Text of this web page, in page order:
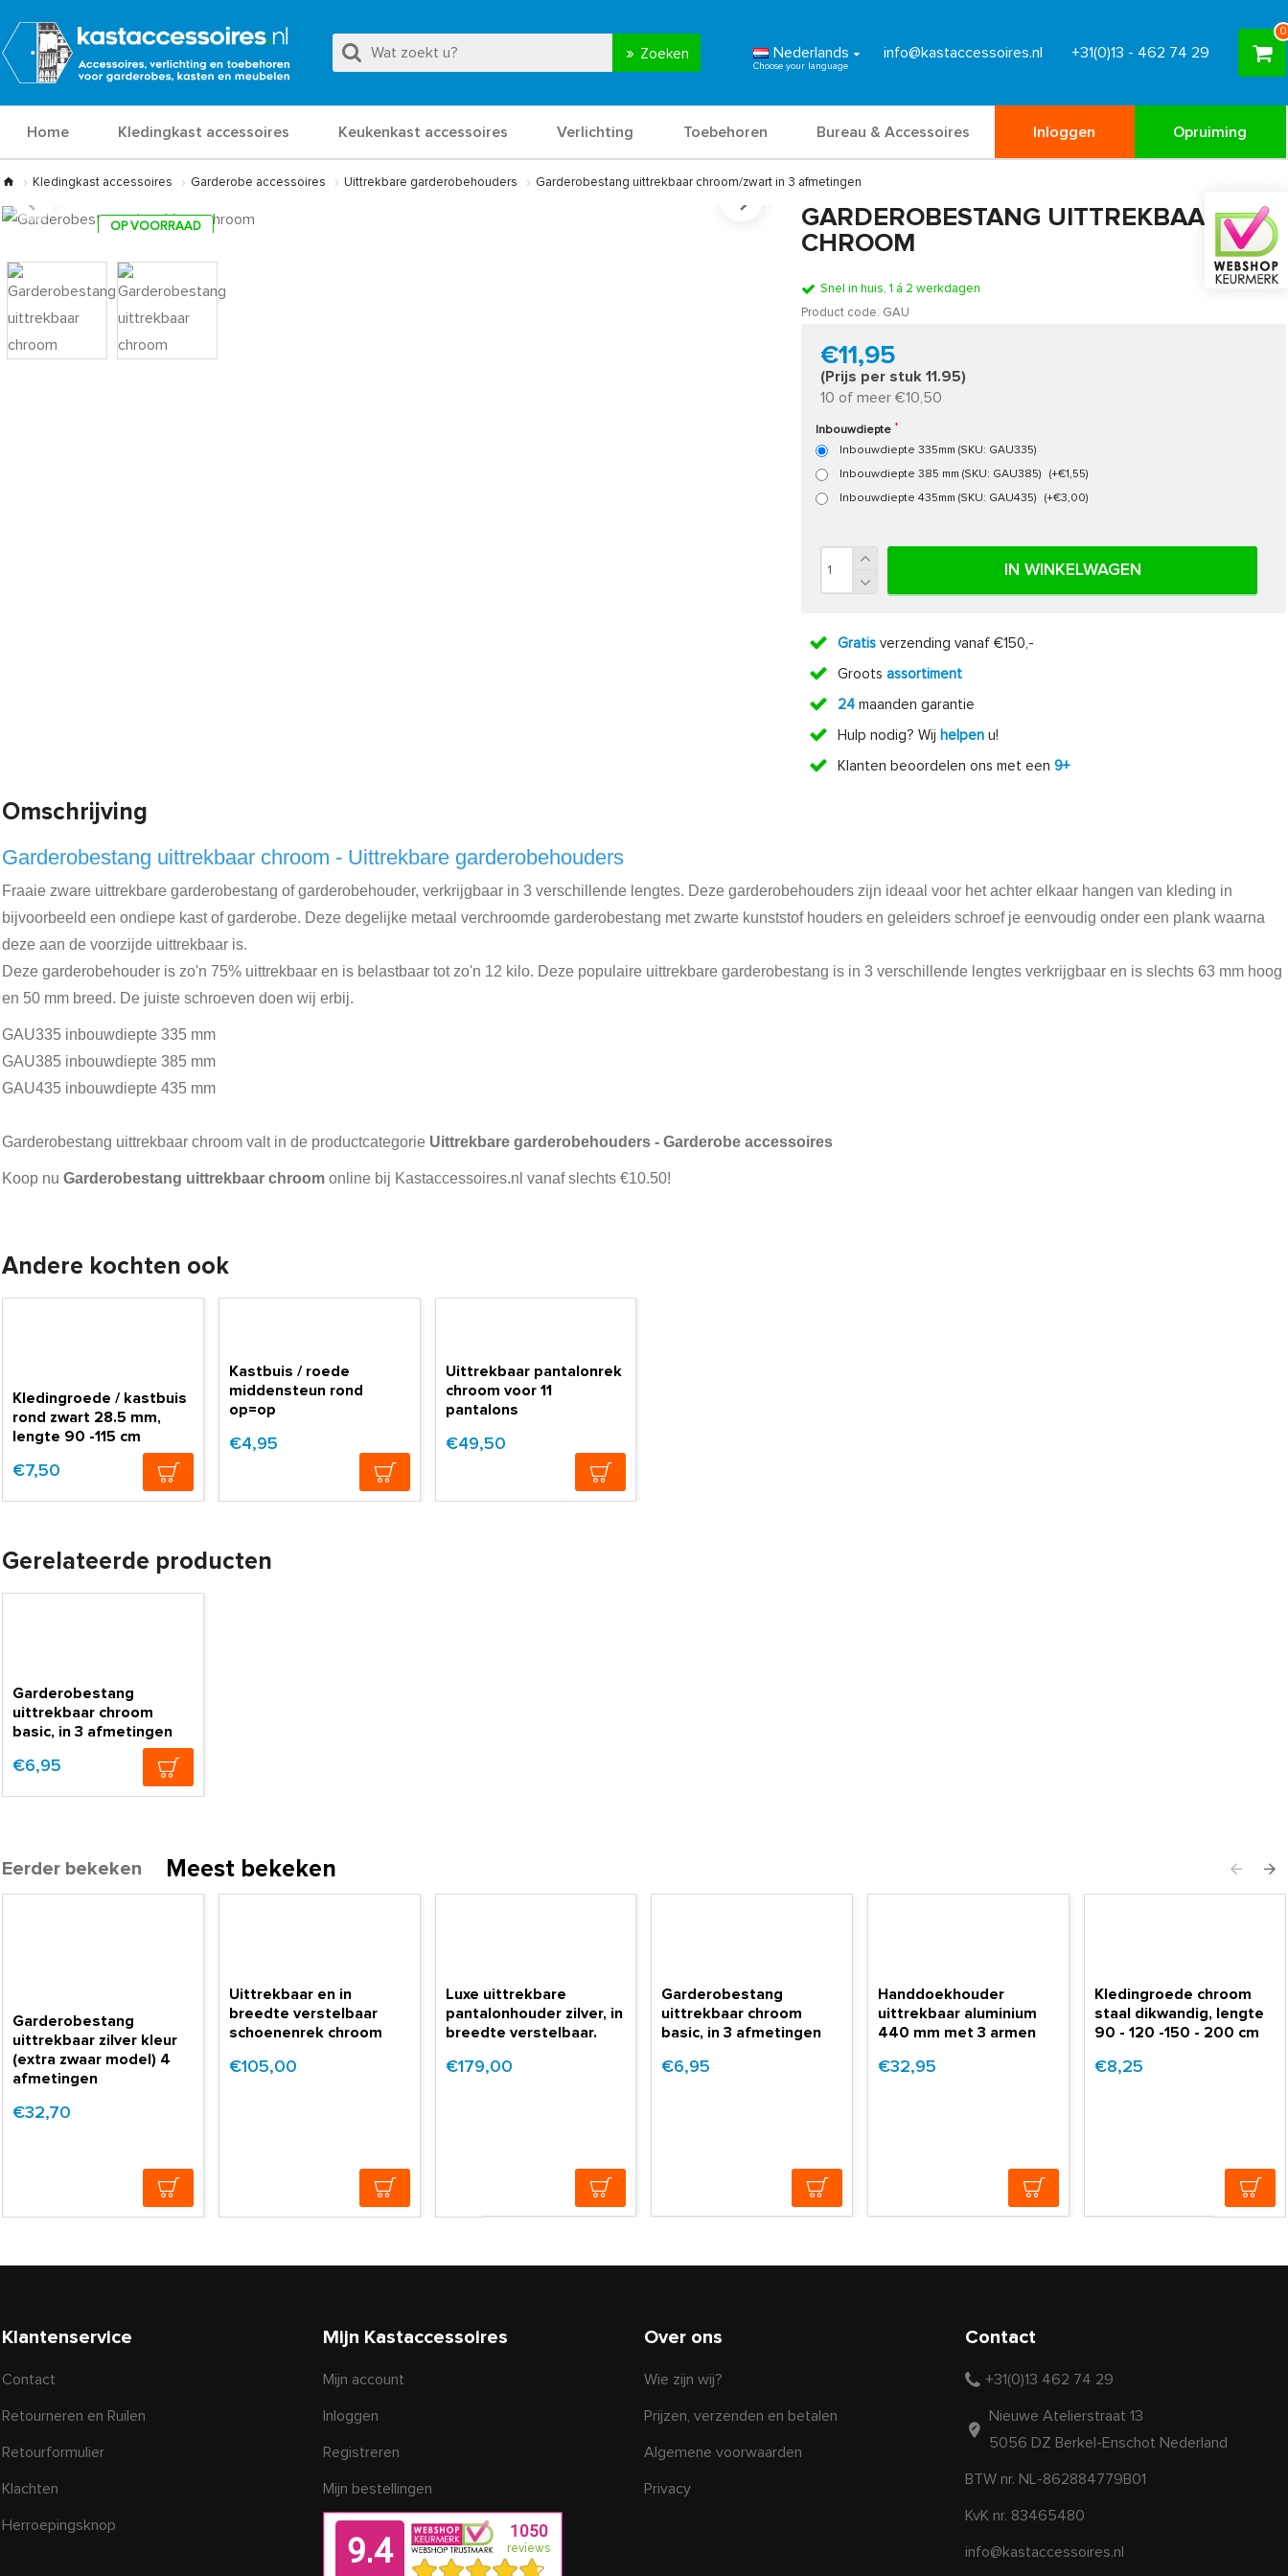
Zoeken Nederlands info@kastaccessoires.nl +31(0)13 - 462 74 29
0
Home Kledingkast accessoires Keukenkast accessoires Verlichting Toebehoren Bureau & Accessoires Inloggen Opruiming
Kledingkast accessoires Garderobe accessoires Uittrekbare garderobehouders Garderobestang uittrekbaar chroom/zwart in 3 afmetingen
OP VOORRAAD
GARDEROBESTANG UITTREKBAAR
CHROOM
Snel in huis, 1 á 2 werkdagen
Product code: GAU
€11,95
(Prijs per stuk 11.95)
10 of meer €10,50
Inbouwdiepte
Inbouwdiepte 335mm (SKU: GAU335)
Inbouwdiepte 385 mm (SKU: GAU385) (+€1,55)
Inbouwdiepte 435mm (SKU: GAU435) (+€3,00)
IN WINKELWAGEN
Gratisverzending vanaf €150,-
Groots assortiment
24maanden garantie
Hulp nodig? Wij helpenu!
Klanten beoordelen ons met een 9+
Omschrijving
Garderobestang uittrekbaar chroom - Uittrekbare garderobehouders
Fraaie zware uittrekbare garderobestang of garderobehouder, verkrijgbaar in 3 verschillende lengtes. Deze garderobehouders zijn ideaal voor het achter elkaar hangen van kleding in
bijvoorbeeld een ondiepe kast of garderobe. Deze degelijke metaal verchroomde garderobestang met zwarte kunststof houders en geleiders schroef je eenvoudig onder een plank waarna
deze aan de voorzijde uittrekbaar is.
Deze garderobehouder is zo'n 75% uittrekbaar en is belastbaar tot zo'n 12 kilo. Deze populaire uittrekbare garderobestang is in 3 verschillende lengtes verkrijgbaar en is slechts 63 mm hoog
en 50 mm breed. De juiste schroeven doen wij erbij.
GAU335 inbouwdiepte 335 mm
GAU385 inbouwdiepte 385 mm
GAU435 inbouwdiepte 435 mm
Garderobestang uittrekbaar chroom valt in de productcategorie Uittrekbare garderobehouders - Garderobe accessoires
Koop nu Garderobestang uittrekbaar chroom online bij Kastaccessoires.nl vanaf slechts €10.50!
Andere kochten ook
Kledingroede / kastbuis
rond zwart 28.5 mm,
lengte 90 -115 cm
€7,50
Kastbuis / roede
middensteun rond
op=op
€4,95
Uittrekbaar pantalonrek
chroom voor 11
pantalons
€49,50
Gerelateerde producten
Garderobestang
uittrekbaar chroom
basic, in 3 afmetingen
€6,95
Eerder bekeken Meest bekeken
Garderobestang
uittrekbaar zilver kleur
(extra zwaar model) 4
afmetingen
€32,70
Uittrekbaar en in
breedte verstelbaar
schoenenrek chroom
€105,00
Luxe uittrekbare
pantalonhouder zilver, in
breedte verstelbaar.
€179,00
Garderobestang
uittrekbaar chroom
basic, in 3 afmetingen
€6,95
Handdoekhouder
uittrekbaar aluminium
440 mm met 3 armen
€32,95
Kledingroede chroom
staal dikwandig, lengte
90 - 120 -150 - 200 cm
€8,25
Klantenservice
Contact
Retourneren en Ruilen
Retourformulier
Klachten
Herroepingsknop
Mijn Kastaccessoires
Mijn account
Inloggen
Registreren
Mijn bestellingen
Over ons
Wie zijn wij?
Prijzen, verzenden en betalen
Algemene voorwaarden
Privacy
Contact
+31(0)13 462 74 29
Nieuwe Atelierstraat 13
5056 DZ Berkel-Enschot Nederland
BTW nr. NL-862884779B01
KvK nr. 83465480
info@kastaccessoires.nl